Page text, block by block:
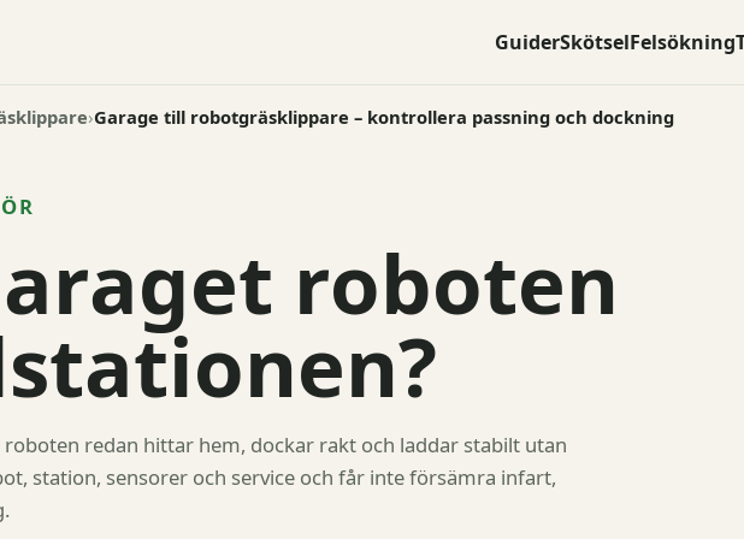
GuiderSkötselFelsökning
Garage till robotgräsklippare – kontrollera passning och dockning
roboten
redan hittar hem, dockar rakt och laddar stabilt utan
station, sensorer och service och får inte försämra infart,